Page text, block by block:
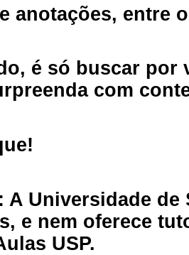
anotações, entre
é só buscar por
com
A Universidade
e nem oferece
USP.